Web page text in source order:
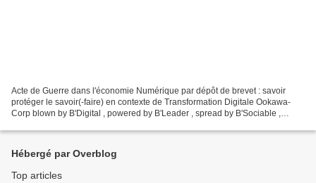
Acte de Guerre dans l'économie Numérique par dépôt de brevet : savoir
protéger le savoir(-faire) en contexte de Transformation Digitale Ookawa-
Corp blown by B'Digital , powered by B'Leader , spread by B'Sociable ,
Hébergé par Overblog
Top articles